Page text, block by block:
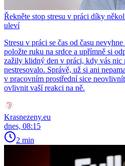
Řekněte stop stresu v práci díky
uleví
Stresu v práci se čas od času
položte ruku na srdce a upřímně si
zažily klidný den v práci, kdy vás nic
nestresovalo. Správě, už si ani
v pracovním prostřední sice
ovlivnit vaší reakci na ně.
Krasnezeny.eu
dnes, 08:15
2 min